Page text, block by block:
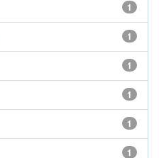
1
1
1
1
1
1